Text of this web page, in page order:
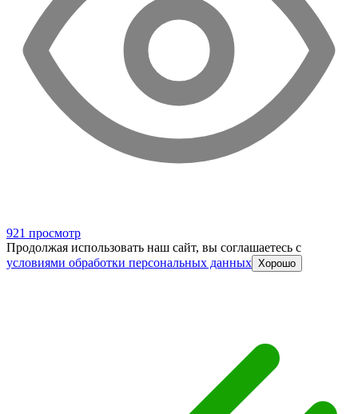
921 просмотр
Продолжая использовать наш сайт, вы соглашаетесь c
условиями обработки персональных данных Хорошо